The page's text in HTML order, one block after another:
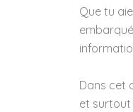
Que tu
Dans cet
et surtout